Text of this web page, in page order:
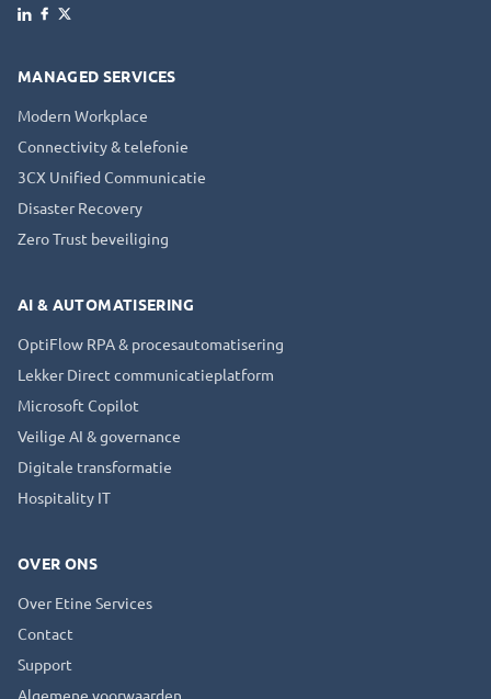
LinkedIn
Facebook
X
MANAGED SERVICES
Modern Workplace
Connectivity & telefonie
3CX Unified Communicatie
Disaster Recovery
Zero Trust beveiliging
AI & AUTOMATISERING
OptiFlow RPA & procesautomatisering
Lekker Direct communicatieplatform
Microsoft Copilot
Veilige AI & governance
Digitale transformatie
Hospitality IT
OVER ONS
Over Etine Services
Contact
Support
Algemene voorwaarden